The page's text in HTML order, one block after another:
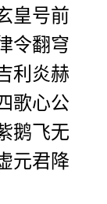
皇号前
令翻穹
利炎赫
歌心公
鹅飞无
元君降